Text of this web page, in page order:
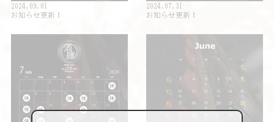
2024.09.01
お知らせ更新！
2024.07.31
お知らせ更新！